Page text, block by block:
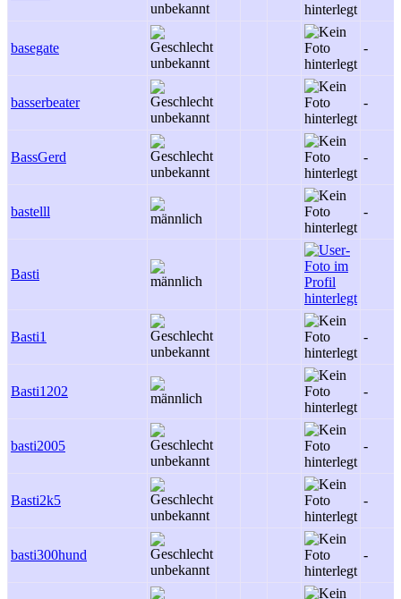
basegate -
basserbeater -
BassGerd -
bastelll -
Basti
Basti1 -
Basti1202 -
basti2005 -
Basti2k5 -
basti300hund -